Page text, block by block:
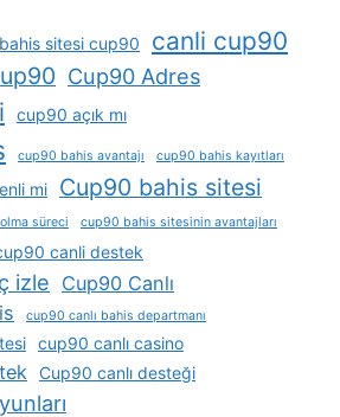
bahis sitesi cup90 canli cup90
Cup90 Adres
cup90 açık mı
cup90 bahis avantajı cup90 bahis kayıtları
mi Cup90 bahis sitesi
süreci cup90 bahis sitesinin avantajları
canli destek
izle Cup90 Canlı
cup90 canlı bahis departmanı
cup90 canlı casino
Cup90 canlı desteği